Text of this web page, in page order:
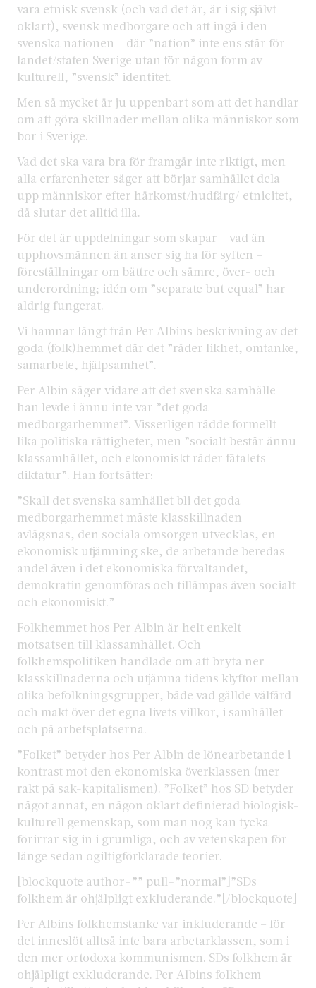
vara etnisk svensk (och vad det är, är i sig självt
oklart), svensk medborgare och att ingå i den
svenska nationen – där ”nation” inte ens står för
landet/staten Sverige utan för någon form av
kulturell, ”svensk” identitet.
Men så mycket är ju uppenbart som att det handlar
om att göra skillnader mellan olika människor som
bor i Sverige.
Vad det ska vara bra för framgår inte riktigt, men
alla erfarenheter säger att börjar samhället dela
upp människor efter härkomst/hudfärg/ etnicitet,
då slutar det alltid illa.
För det är uppdelningar som skapar – vad än
upphovsmännen än anser sig ha för syften –
föreställningar om bättre och sämre, över- och
underordning; idén om ”separate but equal” har
aldrig fungerat.
Vi hamnar långt från Per Albins beskrivning av det
goda (folk)hemmet där det ”råder likhet, omtanke,
samarbete, hjälpsamhet”.
Per Albin säger vidare att det svenska samhälle
han levde i ännu inte var ”det goda
medborgarhemmet”. Visserligen rådde formellt
lika politiska rättigheter, men ”socialt består ännu
klassamhället, och ekonomiskt råder fåtalets
diktatur”. Han fortsätter:
”Skall det svenska samhället bli det goda
medborgarhemmet måste klasskillnaden
avlägsnas, den sociala omsorgen utvecklas, en
ekonomisk utjämning ske, de arbetande beredas
andel även i det ekonomiska förvaltandet,
demokratin genomföras och tillämpas även socialt
och ekonomiskt.”
Folkhemmet hos Per Albin är helt enkelt
motsatsen till klassamhället. Och
folkhemspolitiken handlade om att bryta ner
klasskillnaderna och utjämna tidens klyftor mellan
olika befolkningsgrupper, både vad gällde välfärd
och makt över det egna livets villkor, i samhället
och på arbetsplatserna.
”Folket” betyder hos Per Albin de lönearbetande i
kontrast mot den ekonomiska överklassen (mer
rakt på sak-kapitalismen). ”Folket” hos SD betyder
något annat, en någon oklart definierad biologisk-
kulturell gemenskap, som man nog kan tycka
förirrar sig in i grumliga, och av vetenskapen för
länge sedan ogiltigförklarade teorier.
[blockquote author=”” pull=”normal”]”SDs
folkhem är ohjälpligt exkluderande.”[/blockquote]
Per Albins folkhemstanke var inkluderande – för
det inneslöt alltså inte bara arbetarklassen, som i
den mer ortodoxa kommunismen. SDs folkhem är
ohjälpligt exkluderande. Per Albins folkhem